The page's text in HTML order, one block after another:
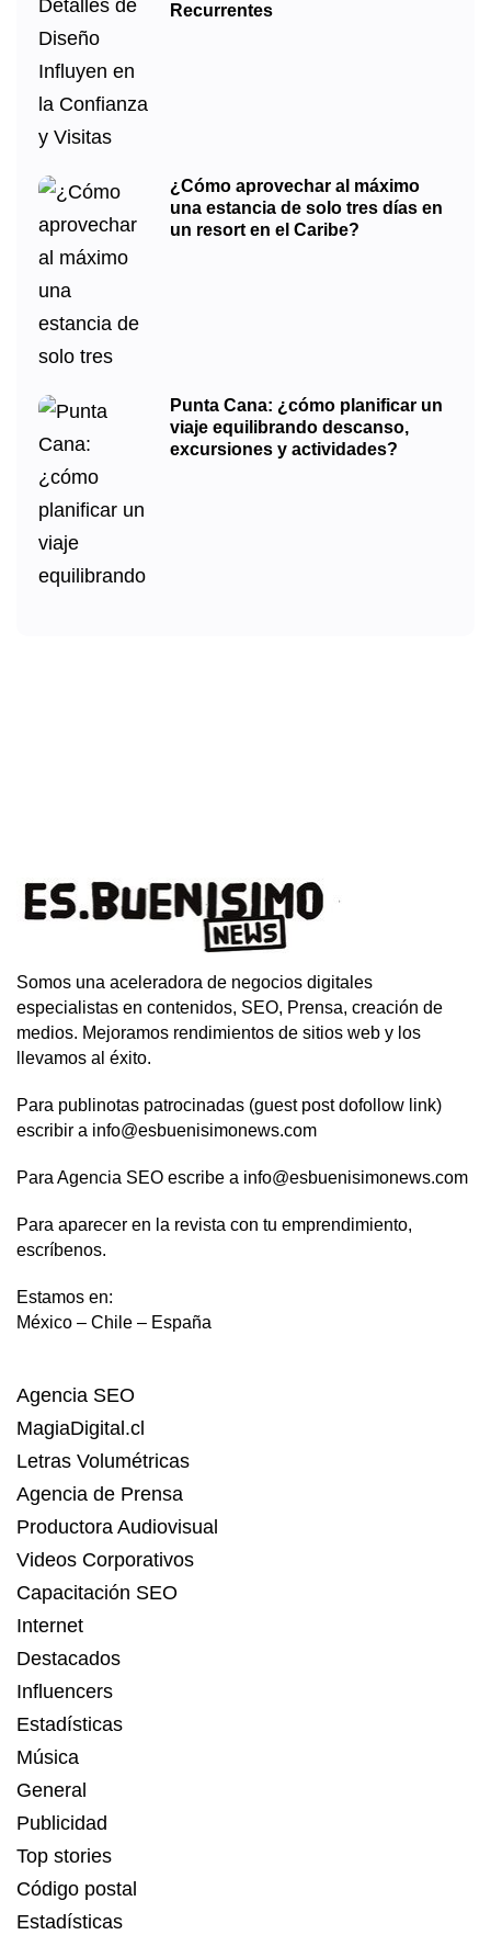
Recurrentes
¿Cómo aprovechar al máximo
una estancia de solo tres días en
un resort en el Caribe?
Punta Cana: ¿cómo planificar un
viaje equilibrando descanso,
excursiones y actividades?
Somos una aceleradora de negocios digitales
especialistas en contenidos, SEO, Prensa, creación de
medios. Mejoramos rendimientos de sitios web y los
llevamos al éxito.
Para publinotas patrocinadas (guest post dofollow link)
escribir a info@esbuenisimonews.com
Para Agencia SEO escribe a info@esbuenisimonews.com
Para aparecer en la revista con tu emprendimiento,
escríbenos.
Estamos en:
México – Chile – España
Agencia SEO
MagiaDigital.cl
Letras Volumétricas
Agencia de Prensa
Productora Audiovisual
Videos Corporativos
Capacitación SEO
Internet
Destacados
Influencers
Estadísticas
Música
General
Publicidad
Top stories
Código postal
Estadísticas